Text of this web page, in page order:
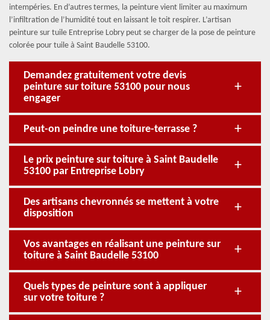
intempéries. En d’autres termes, la peinture vient limiter au maximum
l’infiltration de l’humidité tout en laissant le toit respirer. L’artisan
peinture sur tuile Entreprise Lobry peut se charger de la pose de peinture
colorée pour tuile à Saint Baudelle 53100.
Demandez gratuitement votre devis
peinture sur toiture 53100 pour nous
engager
Peut-on peindre une toiture-terrasse ?
Le prix peinture sur toiture à Saint Baudelle
53100 par Entreprise Lobry
Des artisans chevronnés se mettent à votre
disposition
Vos avantages en réalisant une peinture sur
toiture à Saint Baudelle 53100
Quels types de peinture sont à appliquer
sur votre toiture ?